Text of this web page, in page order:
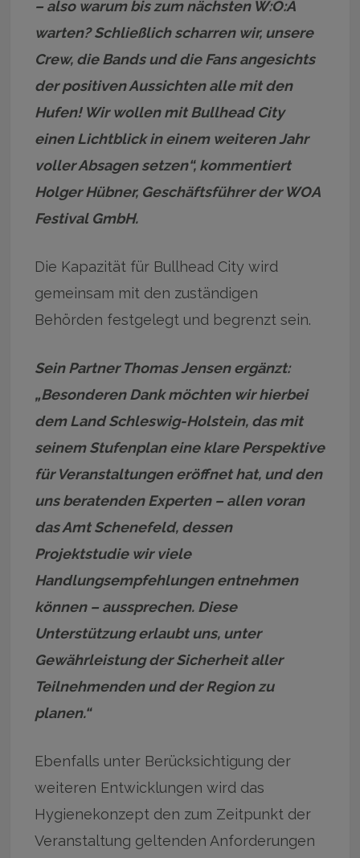
– also warum bis zum nächsten W:O:A
warten? Schließlich scharren wir, unsere
Crew, die Bands und die Fans angesichts
der positiven Aussichten alle mit den
Hufen! Wir wollen mit Bullhead City
einen Lichtblick in einem weiteren Jahr
voller Absagen setzen“, kommentiert
Holger Hübner, Geschäftsführer der WOA
Festival GmbH.
Die Kapazität für Bullhead City wird
gemeinsam mit den zuständigen
Behörden festgelegt und begrenzt sein.
Sein Partner Thomas Jensen ergänzt:
„Besonderen Dank möchten wir hierbei
dem Land Schleswig-Holstein, das mit
seinem Stufenplan eine klare Perspektive
für Veranstaltungen eröffnet hat, und den
uns beratenden Experten – allen voran
das Amt Schenefeld, dessen
Projektstudie wir viele
Handlungsempfehlungen entnehmen
können – aussprechen. Diese
Unterstützung erlaubt uns, unter
Gewährleistung der Sicherheit aller
Teilnehmenden und der Region zu
planen.“
Ebenfalls unter Berücksichtigung der
weiteren Entwicklungen wird das
Hygienekonzept den zum Zeitpunkt der
Veranstaltung geltenden Anforderungen